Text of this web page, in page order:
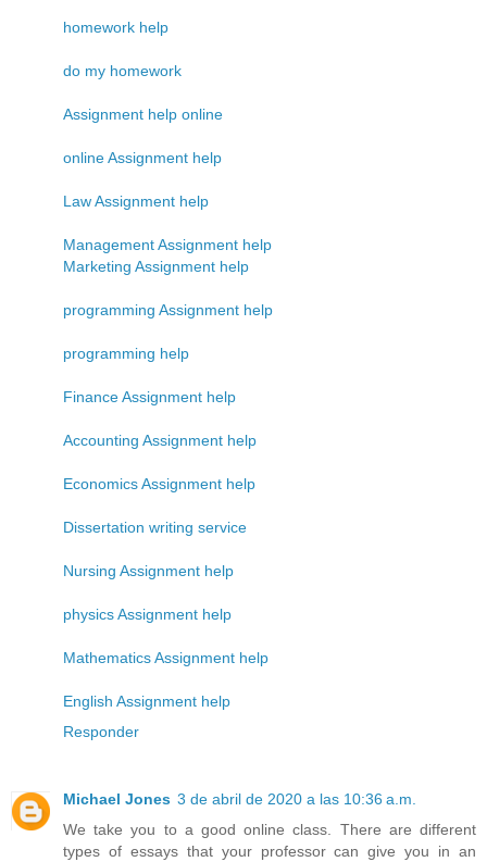
homework help
do my homework
Assignment help online
online Assignment help
Law Assignment help
Management Assignment help
Marketing Assignment help
programming Assignment help
programming help
Finance Assignment help
Accounting Assignment help
Economics Assignment help
Dissertation writing service
Nursing Assignment help
physics Assignment help
Mathematics Assignment help
English Assignment help
Responder
Michael Jones 3 de abril de 2020 a las 10:36 a.m.
We take you to a good online class. There are different
types of essays that your professor can give you in an